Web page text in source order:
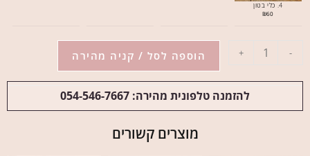
4. כלי בטון
₪60
-
+ הוספה לסל / קניה מהירה
להזמנה טלפונית מהירה: 054-546-7667
מוצרים קשורים